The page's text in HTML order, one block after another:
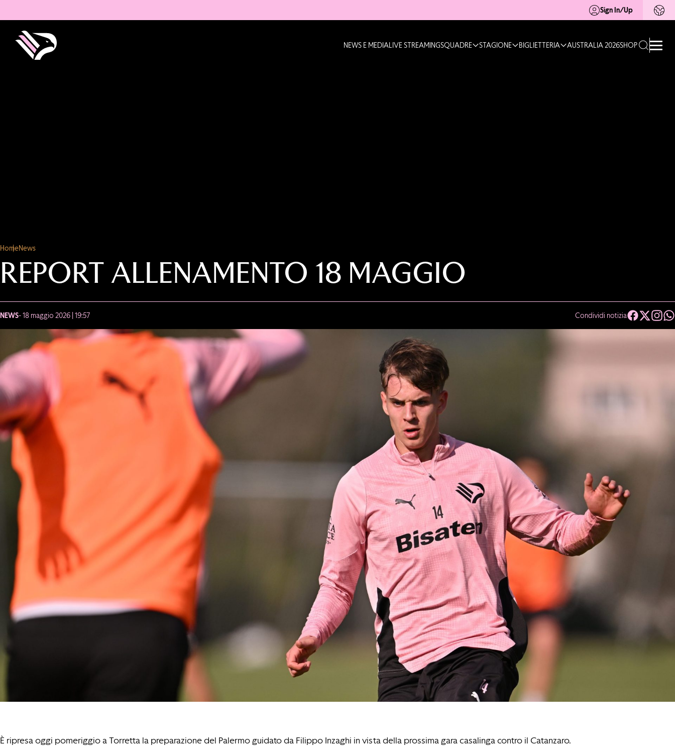
Sign In/Up
NEWS E MEDIALIVE STREAMINGSQUADRE STAGIONE BIGLIETTERIA AUSTRALIA 2026SHOP
HomeNews
REPORT ALLENAMENTO 18 MAGGIO
NEWS- 18 maggio 2026 | 19:57 Condividi notizia
È ripresa oggi pomeriggio a Torretta la preparazione del Palermo guidato da Filippo Inzaghi in vista della prossima gara casalinga contro il Catanzaro.